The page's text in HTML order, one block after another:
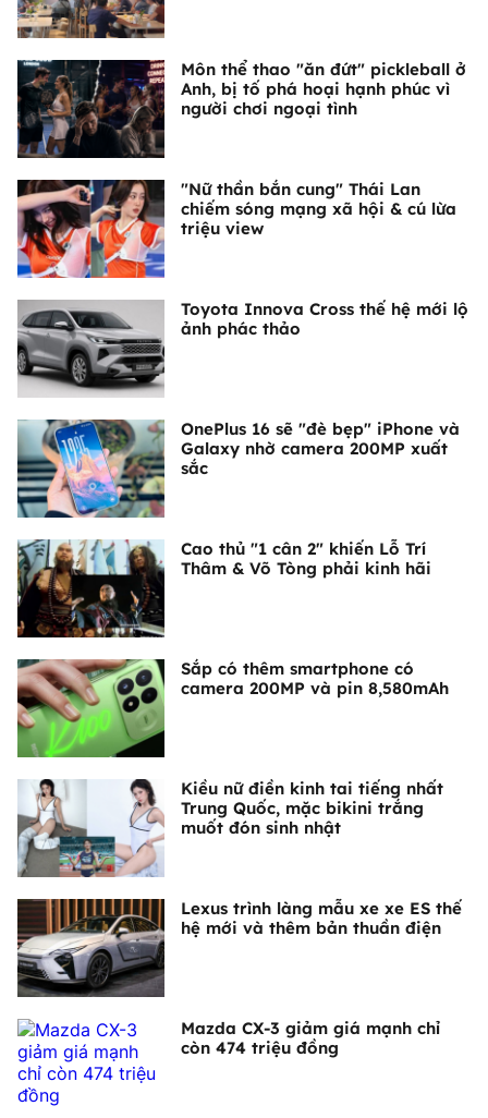
Môn thể thao "ăn đứt" pickleball ở
Anh, bị tố phá hoại hạnh phúc vì
người chơi ngoại tình
"Nữ thần bắn cung" Thái Lan
chiếm sóng mạng xã hội & cú lừa
triệu view
Toyota Innova Cross thế hệ mới lộ
ảnh phác thảo
OnePlus 16 sẽ "đè bẹp" iPhone và
Galaxy nhờ camera 200MP xuất
sắc
Cao thủ "1 cân 2" khiến Lỗ Trí
Thâm & Võ Tòng phải kinh hãi
Sắp có thêm smartphone có
camera 200MP và pin 8,580mAh
Kiều nữ điền kinh tai tiếng nhất
Trung Quốc, mặc bikini trắng
muốt đón sinh nhật
Lexus trình làng mẫu xe xe ES thế
hệ mới và thêm bản thuần điện
Mazda CX-3 giảm giá mạnh chỉ
còn 474 triệu đồng